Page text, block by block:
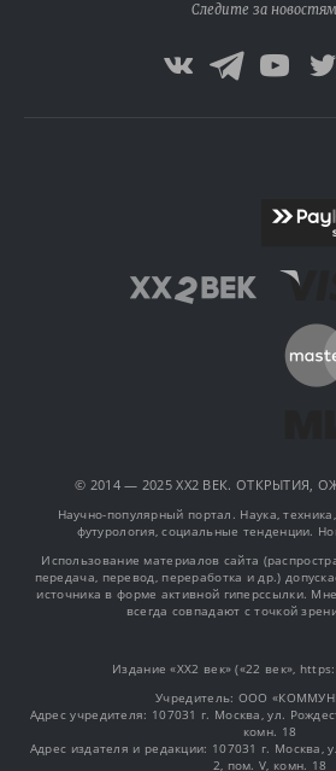
Следите за
© 2014 — 2025 XX2 ВЕК. ОТКРЫТИЯ,
Научно-популярный портал. Наука,
футурология, социальные тенденции.
Использование материалов сайта
передача, перевод, переработка и др.)
источника в форме активной гиперссылки.
всегда совпадают с точкой
Издание «XX2 век» («22 век»,
Учредитель: OOO
Адрес учредителя: 107031 г. Москва, ул.
комн. 18
Адрес издателя и редакции: 107031 г. Москва,
2, пом. V, комн. 18